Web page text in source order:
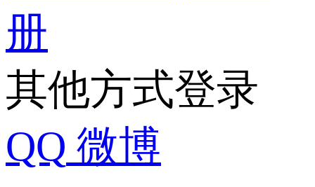
册
其他方式登录
QQ 微博